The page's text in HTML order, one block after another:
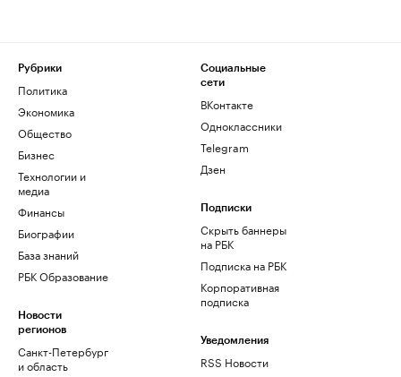
Рубрики
Политика
Экономика
Общество
Бизнес
Технологии и
медиа
Финансы
Биографии
База знаний
РБК Образование
Новости
регионов
Санкт-Петербург
и область
Социальные
сети
ВКонтакте
Одноклассники
Telegram
Дзен
Подписки
Скрыть баннеры
на РБК
Подписка на РБК
Корпоративная
подписка
Уведомления
RSS Новости